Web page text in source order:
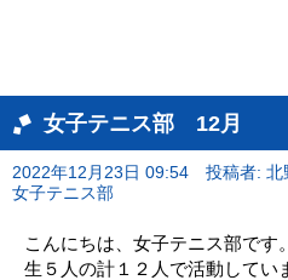
女子テニス部 12月
2022年12月23日 09:54 投稿者: 北
女子テニス部
こんにちは、女子テニス部です
生５人の計１２人で活動してい